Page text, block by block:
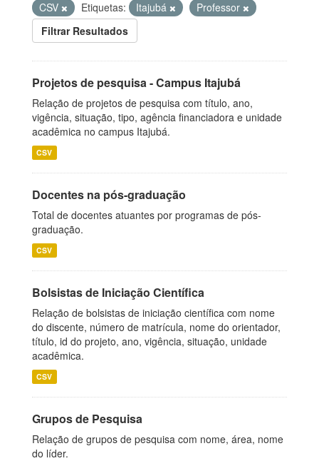
CSV
Etiquetas: Itajubá
Professor
Filtrar Resultados
Projetos de pesquisa - Campus Itajubá
Relação de projetos de pesquisa com título, ano,
vigência, situação, tipo, agência financiadora e unidade
acadêmica no campus Itajubá.
CSV
Docentes na pós-graduação
Total de docentes atuantes por programas de pós-
graduação.
CSV
Bolsistas de Iniciação Científica
Relação de bolsistas de iniciação científica com nome
do discente, número de matrícula, nome do orientador,
título, id do projeto, ano, vigência, situação, unidade
acadêmica.
CSV
Grupos de Pesquisa
Relação de grupos de pesquisa com nome, área, nome
do líder.